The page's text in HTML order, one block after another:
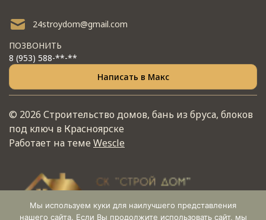
24stroydom@gmail.com
ПОЗВОНИТЬ
8 (953) 588-**-**
Написать в Макс
© 2026 Строительство домов, бань из бруса, блоков
под ключ в Красноярске
Работает на темеWescle
Мы используем куки для наилучшего представления
нашего сайта. Если Вы продолжите использовать сайт, мы